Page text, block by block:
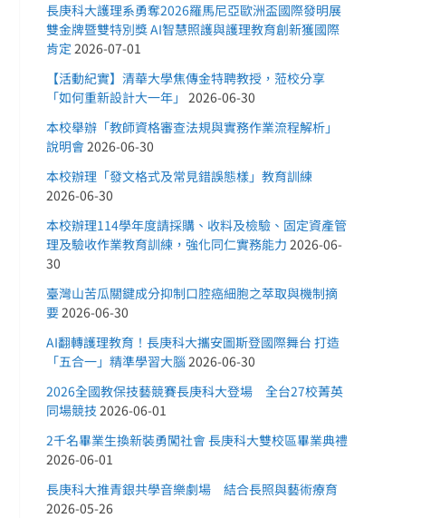
長庚科大護理系勇奪2026羅馬尼亞歐洲盃國際發明展
雙金牌暨雙特別獎 AI智慧照護與護理教育創新獲國際
肯定 2026-07-01
【活動紀實】清華大學焦傳金特聘教授，蒞校分享
「如何重新設計大一年」 2026-06-30
本校舉辦「教師資格審查法規與實務作業流程解析」
說明會2026-06-30
本校辦理「發文格式及常見錯誤態樣」教育訓練
2026-06-30
本校辦理114學年度請採購、收料及檢驗、固定資產管
理及驗收作業教育訓練，強化同仁實務能力 2026-06-
30
臺灣山苦瓜關鍵成分抑制口腔癌細胞之萃取與機制摘
要2026-06-30
AI翻轉護理教育！長庚科大攜安圖斯登國際舞台 打造
「五合一」精準學習大腦 2026-06-30
2026全國教保技藝競賽長庚科大登場 全台27校菁英
同場競技 2026-06-01
2千名畢業生換新裝勇闖社會 長庚科大雙校區畢業典禮
2026-06-01
長庚科大推青銀共學音樂劇場 結合長照與藝術療育
2026-05-26